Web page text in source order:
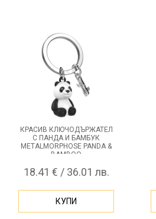
КРАСИВ КЛЮЧОДЪРЖАТЕЛ
С ПАНДА И БАМБУК
METALMORPHOSE PANDA &
BAMBOO
18.41 € / 36.01 лв.
КУПИ